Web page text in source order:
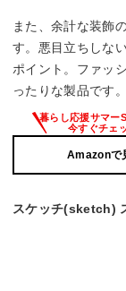
また、余計な装飾
す。悪目立ちしな
ポイント。ファッ
ったりな製品です。
Amazonで
スケッチ(sketch)